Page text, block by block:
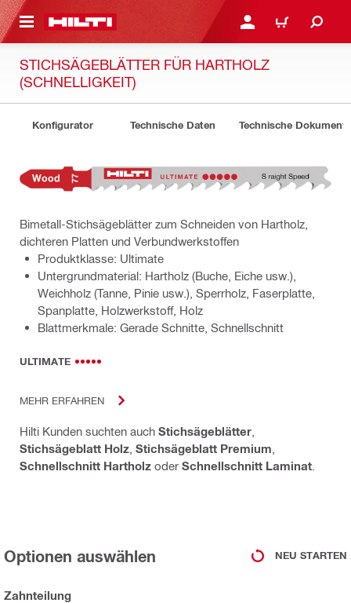
ANMELDEN ODER
WARENKORB
STICHSÄGEBLÄTTER FÜR HARTHOLZ
(SCHNELLIGKEIT)
Konfigurator Technische Daten Technische Dokumente
Bimetall-Stichsägeblätter zum Schneiden von Hartholz,
dichteren Platten und Verbundwerkstoffen
Produktklasse: Ultimate
Untergrundmaterial: Hartholz (Buche, Eiche usw.),
Weichholz (Tanne, Pinie usw.), Sperrholz, Faserplatte,
Spanplatte, Holzwerkstoff, Holz
Blattmerkmale: Gerade Schnitte, Schnellschnitt
ULTIMATE
MEHR ERFAHREN
Hilti Kunden suchten auch Stichsägeblätter
Stichsägeblatt Holz Stichsägeblatt Premium
Schnellschnitt Hartholz oder Schnellschnitt Laminat
Optionen auswählen NEU STARTEN
Zahnteilung